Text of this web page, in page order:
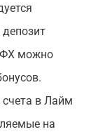
ФХ можно
в Лайм
на